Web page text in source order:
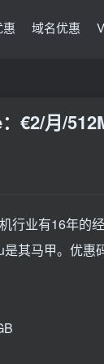
域名优惠
€2/月/
行业有16年的
其马甲。优惠